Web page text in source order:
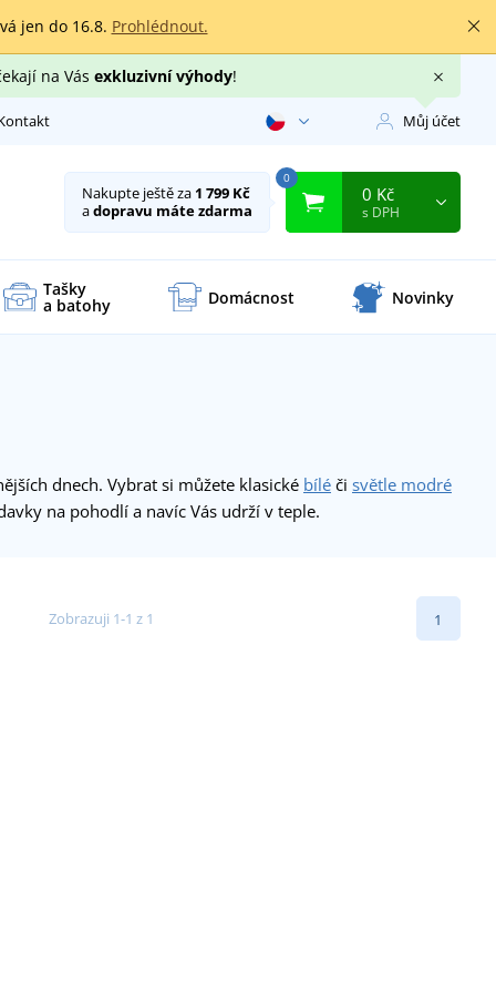
jen do 16.8. Prohlédnout.
na Vás exkluzivní výhody!
Můj účet
Nakupte ještě za 1 799 Kč
adopravu máte zdarma
0
0 Kč
s DPH
Tašky
a batohy Domácnost Novinky
dnech. Vybrat si můžete klasické bílé či světle modré
na pohodlí a navíc Vás udrží v teple.
Zobrazuji 1-1 z 1 1